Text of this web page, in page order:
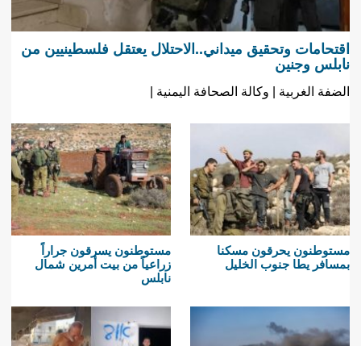
اقتحامات وتحقيق ميداني..الاحتلال يعتقل فلسطينيين من
نابلس وجنين
الضفة الغربية | وكالة الصحافة اليمنية |
مستوطنون يحرقون مسكنا
بمسافر يطا جنوب الخليل
مستوطنون يسرقون جراراً
زراعياً من بيت أمرين شمال
نابلس